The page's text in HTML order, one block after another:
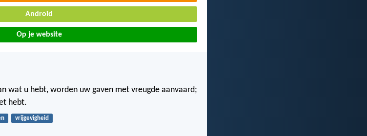
Android
Op je website
wat u hebt, worden uw gaven met vreugde aanvaard;
hebt.
vrijgevigheid